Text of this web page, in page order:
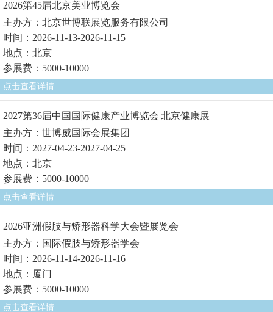
2026第45届北京美业博览会
主办方：北京世博联展览服务有限公司
时间：2026-11-13-2026-11-15
地点：北京
参展费：5000-10000
点击查看详情
2027第36届中国国际健康产业博览会|北京健康展
主办方：世博威国际会展集团
时间：2027-04-23-2027-04-25
地点：北京
参展费：5000-10000
点击查看详情
2026亚洲假肢与矫形器科学大会暨展览会
主办方：国际假肢与矫形器学会
时间：2026-11-14-2026-11-16
地点：厦门
参展费：5000-10000
点击查看详情